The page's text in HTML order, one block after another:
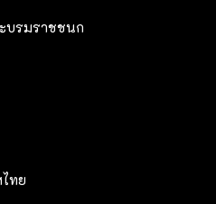
บรมราชชนก
ทย